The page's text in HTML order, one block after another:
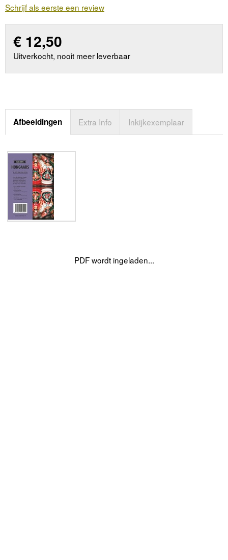
Schrijf als eerste een review
€ 12,50
Uitverkocht, nooit meer leverbaar
Afbeeldingen Extra Info Inkijkexemplaar
PDF wordt ingeladen...